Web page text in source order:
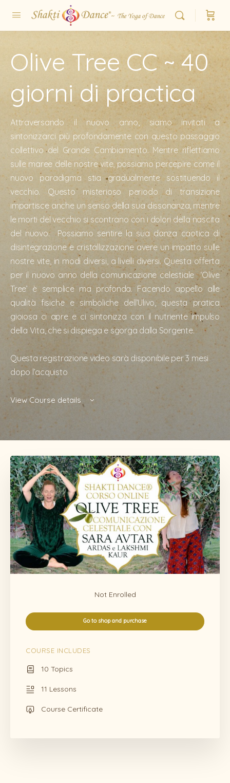
Olive Tree CC ~ 40
giorni di practica
Attraversando il nuovo anno, siamo invitati a
sintonizzarci più profondamente con questo passaggio
collettivo del Grande Cambiamento. Mentre riflettiamo
sulle maree delle nostre vite, possiamo percepire come il
nuovo paradigma stia gradualmente sostituendo il
vecchio. Questo misterioso periodo di transizione
impartisce anche un senso della sua dissonanza, mentre
le morti del vecchio si scontrano con i dolori della nascita
del nuovo. Possiamo sentire la sua danza caotica di
disintegrazione e cristallizzazione avere un impatto sulle
nostre vite, in modi diversi, a livelli diversi. Questa offerta
per il nuovo anno della comunicazione celestiale
‘Olive
Tree’ è semplice ma profonda. Facendo appello alle
qualità fisiche e simboliche dell’Ulivo, questa pratica
gioiosa ci apre e ci sintonizza con il nutriente Impulso
della Vita, che si dispiega e sgorga dalla Sorgente.
Questa registrazione video sarà disponibile per 3 mesi
dopo l’acquisto
View Course details
Not Enrolled
Go to shop and purchase
COURSE INCLUDES
10 Topics
11 Lessons
Course Certificate